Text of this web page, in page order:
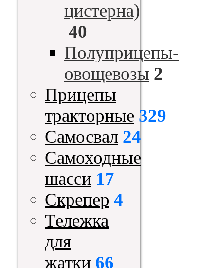
цистерна)
40
Полуприцепы-
овощевозы 2
Прицепы
тракторные 329
Самосвал 24
Самоходные
шасси 17
Скрепер 4
Тележка
для
жатки 66